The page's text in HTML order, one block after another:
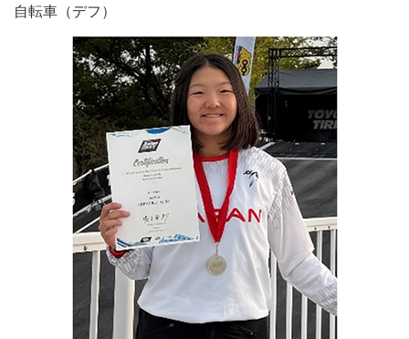
自転車（デフ）